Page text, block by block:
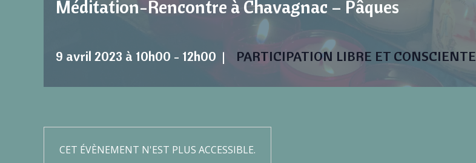
Méditation-Rencontre à Chavagnac – Pâques
9 avril 2023 à 10h00 - 12h00 | PARTICIPATION LIBRE ET CONSCIENTE
CET ÉVÈNEMENT N'EST PLUS ACCESSIBLE.